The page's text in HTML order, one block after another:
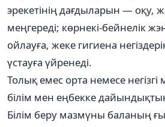
эрекетінің дағдыларын — оқу,
меңгереді; көрнекі-бейнелік
ойлауға, жеке гигиена
үстауға үйренеді.
Толық емес орта немесе
білім мен еңбекке
Білім беру мазмүны баланың